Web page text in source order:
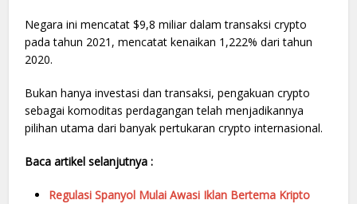
Negara ini mencatat $9,8 miliar dalam transaksi crypto
pada tahun 2021, mencatat kenaikan 1,222% dari tahun
2020.
Bukan hanya investasi dan transaksi, pengakuan crypto
sebagai komoditas perdagangan telah menjadikannya
pilihan utama dari banyak pertukaran crypto internasional.
Baca artikel selanjutnya :
Regulasi Spanyol Mulai Awasi Iklan Bertema Kripto